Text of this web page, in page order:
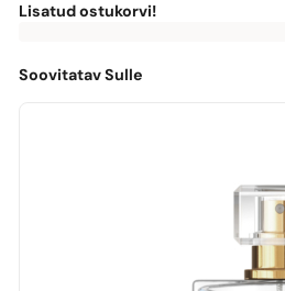
Lisatud ostukorvi!
puudu
0,00€
Soovitatav Sulle